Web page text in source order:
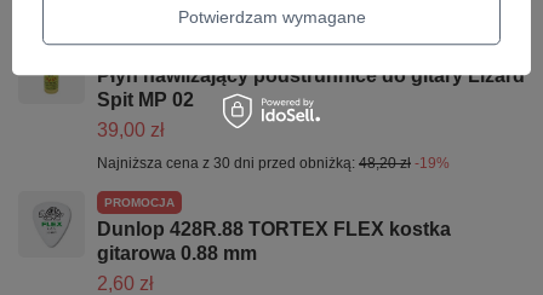
Najniższa cena z 30 dni przed obniżką:
PROMOCJA
Płyn nawilżający podstrunnice do gitary Lizard
Spit MP 02
39,00 zł
Najniższa cena z 30 dni przed obniżką: 48,20 zł -19%
PROMOCJA
Dunlop 428R.88 TORTEX FLEX kostka
gitarowa 0.88 mm
2,60 zł
Potwierdzam wymagane